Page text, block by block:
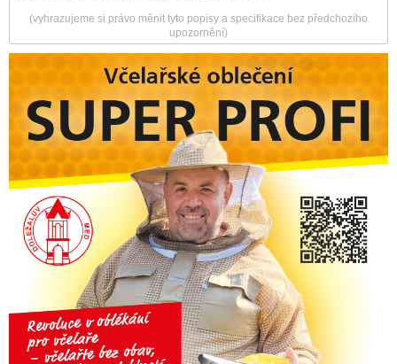
(vyhrazujeme si právo měnit tyto popisy a specifikace bez předchozího
upozornění)